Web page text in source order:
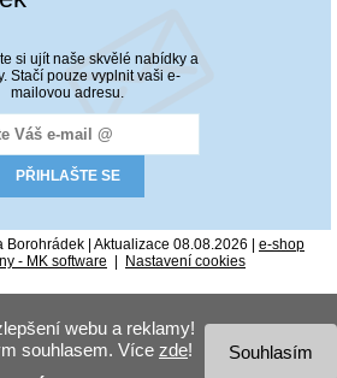
si ujít naše skvělé nabídky a
Stačí pouze vyplnit vaši e-
mailovou adresu.
| Aktualizace 08.08.2026 | e-shop
- MK software | Nastavení cookies
Souhlasím
webu a reklamy!
souhlasem. Více zde!